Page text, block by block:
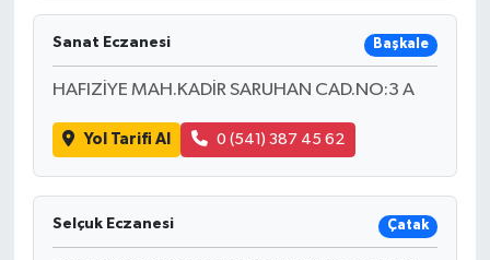
Sanat Eczanesi Başkale
HAFIZİYE MAH.KADİR SARUHAN CAD.NO:3 A
Yol Tarifi Al 0 (541) 387 45 62
Selçuk Eczanesi Çatak